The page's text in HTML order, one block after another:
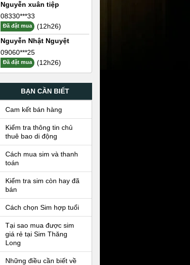
Nguyễn xuân tiệp
08330***33
Đã đặt mua
(12h26)
Nguyễn Nhật Nguyệt
09060***25
Đã đặt mua (12h26)
BẠN CẦN BIẾT
Cam kết bán hàng
Kiểm tra thông tin chủ
thuê bao di động
Cách mua sim và thanh
toán
Kiểm tra sim còn hay đã
bán
Cách chọn Sim hợp tuổi
Tại sao mua được sim
giá rẻ tại Sim Thăng
Long
Những điều cần biết về